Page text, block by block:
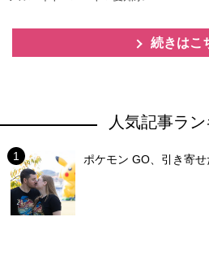
続きはこ
人気記事ラ
ポケモン GO、引き寄